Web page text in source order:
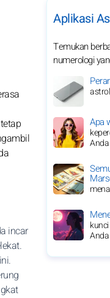
incar
Aplikasi
Temukan
numerologi
Apa
Anda
Anda